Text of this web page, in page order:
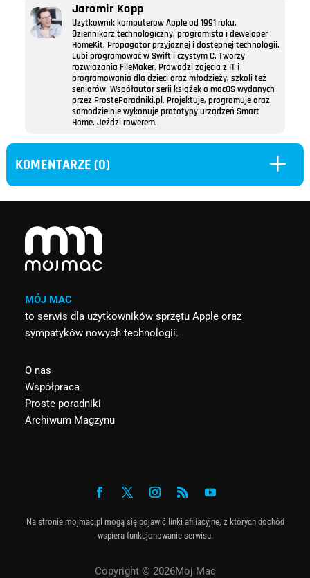
Jaromir Kopp
Użytkownik komputerów Apple od 1991 roku.
Dziennikarz technologiczny, programista i deweloper
HomeKit. Propagator przyjaznej i dostępnej technologii.
Lubi programować w Swift i czystym C. Tworzy
rozwiązania FileMaker. Prowadzi zajęcia z IT i
programowania dla dzieci oraz młodzieży, szkoli też
seniorów. Współautor serii książek o macOS wydanych
przez ProstePoradniki.pl. Projektuje, programuje oraz
samodzielnie wykonuje prototypy urządzeń Smart
Home. Jeździ rowerem.
KOMENTARZE (0) L
MÓJ MAC
to serwis dla użytkowników sprzętu Apple oraz
sympatyków nowych technologii.
O nas
Współpraca
Proste poradniki
Archiwum Magzynu
Na stronie mojmac.pl mogą się pojawić linki afiliacyjne, z których dochód
wspiera funkcjonowanie serwisu.
Copyright © 2026Moj Mac